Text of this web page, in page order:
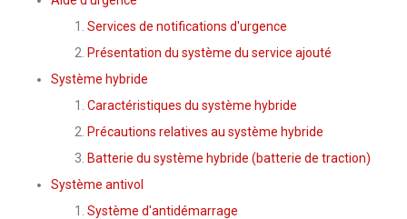
Services de notifications d'urgence
Présentation du système du service ajouté
Système hybride
Caractéristiques du système hybride
Précautions relatives au système hybride
Batterie du système hybride (batterie de traction)
Système antivol
Système d'antidémarrage